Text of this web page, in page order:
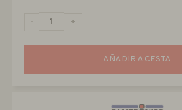
- +
AÑADIR A CESTA